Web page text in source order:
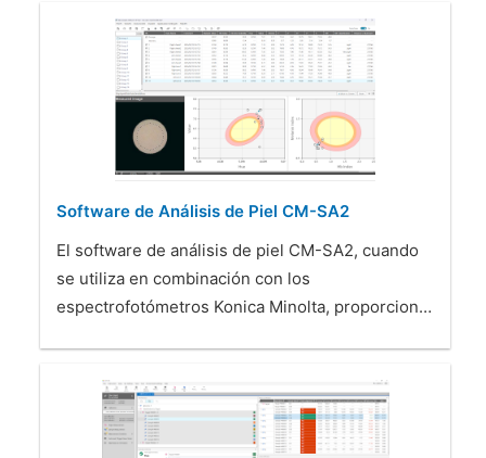
Software de Análisis de Piel CM-SA2
El software de análisis de piel CM-SA2, cuando
se utiliza en combinación con los
espectrofotómetros Konica Minolta, proporcion…